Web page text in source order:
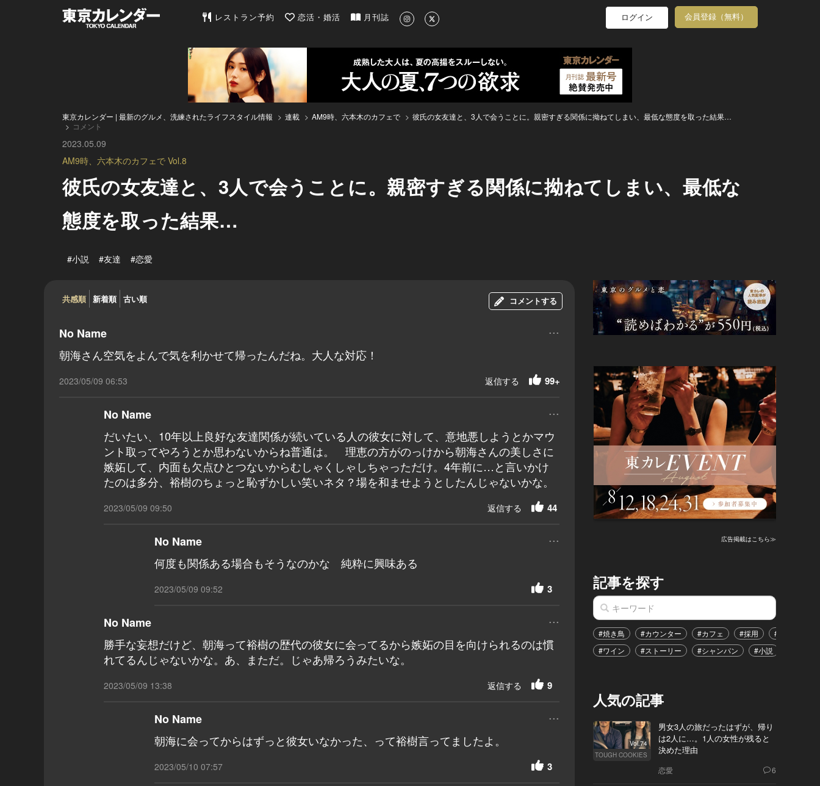
東京カレンダー | 最新のグルメ、洗練されたライフスタイル情報
レストラン予約 恋活・婚活 月刊誌 ログイン 会員登録（無料）
東京カレンダー | 最新のグルメ、洗練されたライフスタイル情報 連載 AM9時、六本木のカフェで
彼氏の女友達と、3人で会うことに。親密すぎる関係に拗ねてしまい、最低な態度を取った結果…
コメント
2023.05.09
AM9時、六本木のカフェで Vol.8
彼氏の女友達と、3人で会うことに。親密すぎる関係に拗ねてしまい、最低な
態度を取った結果…
#小説 #友達 #恋愛
共感順 新着順 古い順 コメントする
No Name ...
朝海さん空気をよんで気を利かせて帰ったんだね。大人な対応！
2023/05/09 06:53 99+
返信する
No Name ...
だいたい、10年以上良好な友達関係が続いている人の彼女に対して、意地悪しようとかマウ
ント取ってやろうとか思わないからね普通は。 理恵の方がのっけから朝海さんの美しさに
嫉妬して、内面も欠点ひとつないからむしゃくしゃしちゃっただけ。4年前に…と言いかけ
たのは多分、裕樹のちょっと恥ずかしい笑いネタ？場を和ませようとしたんじゃないかな。
2023/05/09 09:50 44
返信する
No Name ...
何度も関係ある場合もそうなのかな 純粋に興味ある
2023/05/09 09:52 3
No Name ...
勝手な妄想だけど、朝海って裕樹の歴代の彼女に会ってるから嫉妬の目を向けられるのは慣
れてるんじゃないかな。あ、まただ。じゃあ帰ろうみたいな。
2023/05/09 13:38 9
返信する
No Name ...
朝海に会ってからはずっと彼女いなかった、って裕樹言ってましたよ。
2023/05/10 07:57 3
広告掲載はこちら≫
記事を探す
#焼き鳥 #カウンター #カフェ #採用 #恋愛
#ワイン
#ストーリー #シャンパン #小説
人気の記事
Vol.74
TOUGH COOKIES
男女3人の旅だったはずが、帰り
は2人に…。1人の女性が残ると
決めた理由
恋愛 6